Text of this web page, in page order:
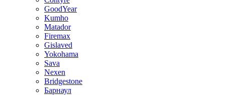
GoodYear
Kumho
Matador
Firemax
Gislaved
Yokohama
Sava
Nexen
Bridgestone
Барнаул